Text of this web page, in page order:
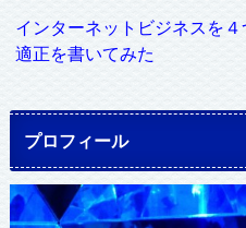
インターネットビジネスを
適正を書いてみた
プロフィール